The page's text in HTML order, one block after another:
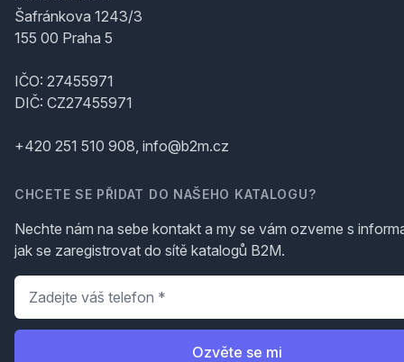
Šafránkova 1243/3
155 00 Praha 5
IČO: 27455971
DIČ: CZ27455971
+420 251 510 908, info@b2m.cz
CHCETE SE PŘIDAT DO NAŠEHO KATALOGU?
Nechte nám na sebe kontakt a my se vám ozveme s
jak se zaregistrovat do sítě katalogů B2M.
Telefon
Ozvěte se mi